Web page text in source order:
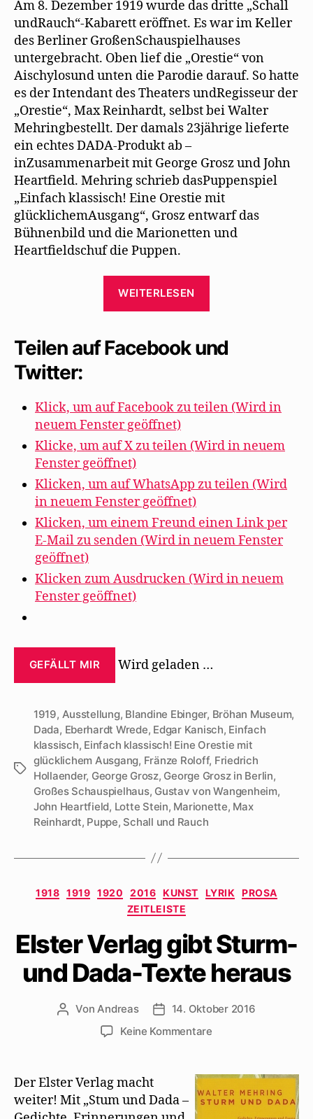
Am 8. Dezember 1919 wurde das dritte „Schall
undRauch“-Kabarett eröffnet. Es war im Keller
des Berliner GroßenSchauspielhauses
untergebracht. Oben lief die „Orestie“ von
Aischylosund unten die Parodie darauf. So hatte
es der Intendant des Theaters undRegisseur der
„Orestie“, Max Reinhardt, selbst bei Walter
Mehringbestellt. Der damals 23jährige lieferte
ein echtes DADA-Produkt ab –
inZusammenarbeit mit George Grosz und John
Heartfield. Mehring schrieb dasPuppenspiel
„Einfach klassisch! Eine Orestie mit
glücklichemAusgang“, Grosz entwarf das
Bühnenbild und die Marionetten und
Heartfieldschuf die Puppen.
WEITERLESEN
John
Heartfield
für
Mehring
Teilen auf Facebook und
Twitter:
Klick, um auf Facebook zu teilen (Wird in
neuem Fenster geöffnet)
Klicke, um auf X zu teilen (Wird in neuem
Fenster geöffnet)
Klicken, um auf WhatsApp zu teilen (Wird
in neuem Fenster geöffnet)
Klicken, um einem Freund einen Link per
E-Mail zu senden (Wird in neuem Fenster
geöffnet)
Klicken zum Ausdrucken (Wird in neuem
Fenster geöffnet)
GEFÄLLT MIR Wird geladen …
Schlagwörter
1919, Ausstellung, Blandine Ebinger, Bröhan Museum,
Dada, Eberhardt Wrede, Edgar Kanisch, Einfach
klassisch, Einfach klassisch! Eine Orestie mit
glücklichem Ausgang, Fränze Roloff, Friedrich
Hollaender, George Grosz, George Grosz in Berlin,
Großes Schauspielhaus, Gustav von Wangenheim,
John Heartfield, Lotte Stein, Marionette, Max
Reinhardt, Puppe, Schall und Rauch
Kategorien
1918 1919 1920 2016 KUNST LYRIK
PROSA
ZEITLEISTE
Elster Verlag gibt Sturm-
und Dada-Texte heraus
Beitragsautor
Von Andreas Beitragsdatum
14. Oktober 2016
Keine Kommentarezu
gibt
Sturm-
und
Der Elster Verlag macht
weiter! Mit „Stum und Dada –